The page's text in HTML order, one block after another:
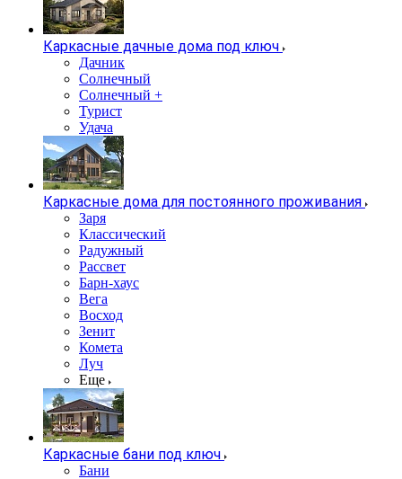
Каркасные дачные дома под ключ
Дачник
Солнечный
Солнечный +
Турист
Удача
Каркасные дома для постоянного проживания
Заря
Классический
Радужный
Рассвет
Барн-хаус
Вега
Восход
Зенит
Комета
Луч
Еще
Каркасные бани под ключ
Бани